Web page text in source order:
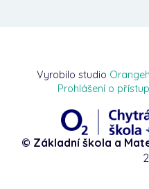
Vyrobilo studio
Prohlášení o
© Základní škola a